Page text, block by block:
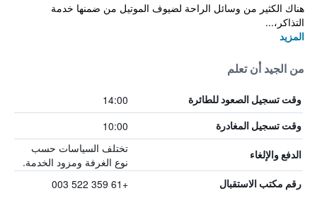
هناك الكثير من وسائل الراحة لضيوف الموتيل من ضمنها خدمة
التذاكر،...
المزيد
من الجيد أن تعلم
وقت تسجيل الصعود للطائرة 14:00
وقت تسجيل المغادرة 10:00
الدفع والإلغاء
تختلف السياسات حسب
نوع الغرفة ومزود الخدمة.
رقم مكتب الاستقبال +61 359 522 003